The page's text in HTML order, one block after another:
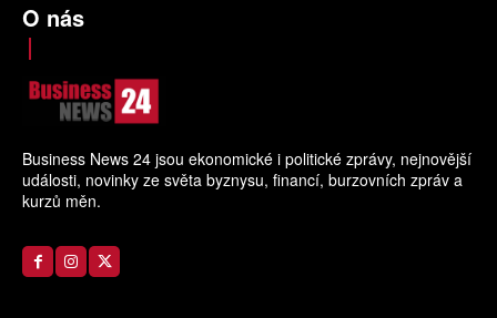
O nás
Business News 24 jsou ekonomické i politické zprávy, nejnovější
události, novinky ze světa byznysu, financí, burzovních zpráv a
kurzů měn.